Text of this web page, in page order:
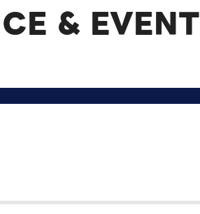
& EVENT